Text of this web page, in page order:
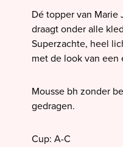
SALE PrimaDonna
SALE PrimaDonna
Dé topper van Marie
draagt onder alle
Superzachte, heel
met de look van een
Mousse bh zonder
gedragen.
Cup: A-C